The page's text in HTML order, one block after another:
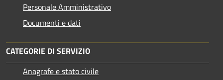
Personale Amministrativo
Documenti e dati
CATEGORIE DI SERVIZIO
Anagrafe e stato civile